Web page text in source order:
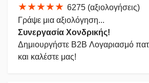
★★★★★ 6275 (αξιολογήσεις)
Γράψε μια αξιολόγηση...
Συνεργασία Χονδρικής!
Δημιουργήστε B2B Λογαριασμό
και καλέστε μας!